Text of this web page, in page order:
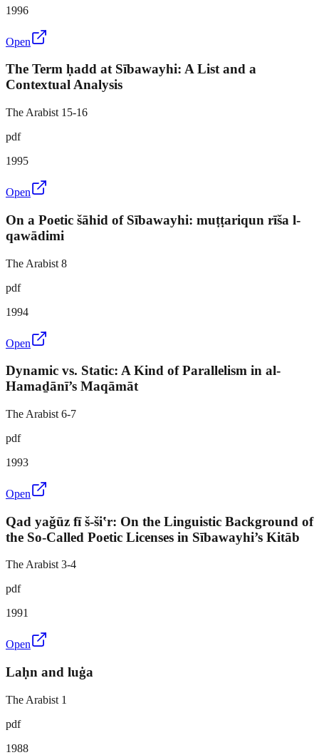
1996
Open
The Term ḥadd at Sībawayhi: A List and a
Contextual Analysis
The Arabist 15-16
pdf
1995
Open
On a Poetic šāhid of Sībawayhi: muṭṭariqun rīša l-
qawādimi
The Arabist 8
pdf
1994
Open
Dynamic vs. Static: A Kind of Parallelism in al-
Hamaḏānī’s Maqāmāt
The Arabist 6-7
pdf
1993
Open
Qad yaǧūz fī š-šiʽr: On the Linguistic Background of
the So-Called Poetic Licenses in Sībawayhi’s Kitāb
The Arabist 3-4
pdf
1991
Open
Laḥn and luġa
The Arabist 1
pdf
1988